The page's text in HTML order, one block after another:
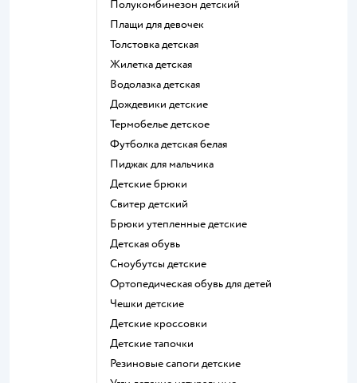
Полукомбинезон детский
Плащи для девочек
Толстовка детская
Жилетка детская
Водолазка детская
Дождевики детские
Термобелье детское
Футболка детская белая
Пиджак для мальчика
Детские брюки
Свитер детский
Брюки утепленные детские
Детская обувь
Сноубутсы детские
Ортопедическая обувь для детей
Чешки детские
Детские кроссовки
Детские тапочки
Резиновые сапоги детские